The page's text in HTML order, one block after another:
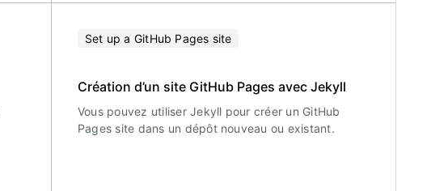
Set up a GitHub Pages site
Création d’un site GitHub Pages avec Jekyll
Vous pouvez utiliser Jekyll pour créer un GitHub
Pages site dans un dépôt nouveau ou existant.